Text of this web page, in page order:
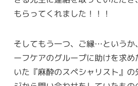
もらってくれました！！！
そしてもう一つ、ご縁…というか
ーフケアのグループに助けを求
いた『麻酔のスペシャリスト』